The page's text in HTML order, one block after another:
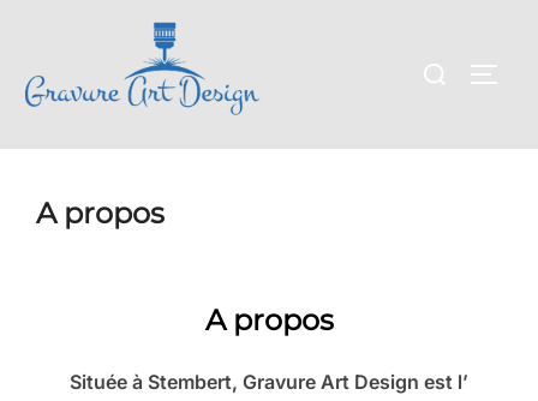
contenu
Rechercher :
A propos
A propos
Située à Stembert, Gravure Art Design est l’